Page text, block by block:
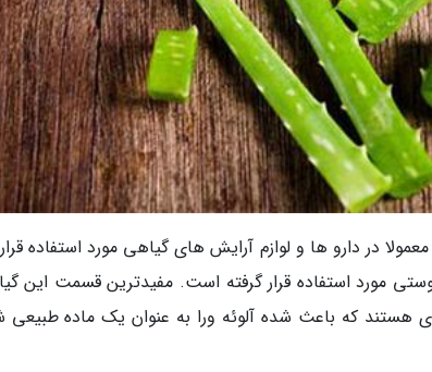
در دارو ها و لوازم آرایش های گیاهی مورد استفاده
مورد استفاده قرار گرفته است. مفیدترین قسمت این
هستند که باعث شده آلوئه ورا به عنوان یک ماده طبیعی